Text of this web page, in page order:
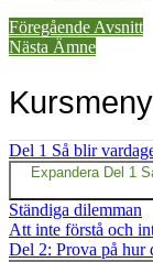
Föregående Avsnitt
Nästa Ämne
Kursmeny
Del 1 Så blir
Expandera Del 1
Ständiga dilemman
Att inte förstå och
Del 2: Prova på hur